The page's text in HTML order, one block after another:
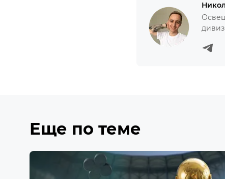
Еще по теме